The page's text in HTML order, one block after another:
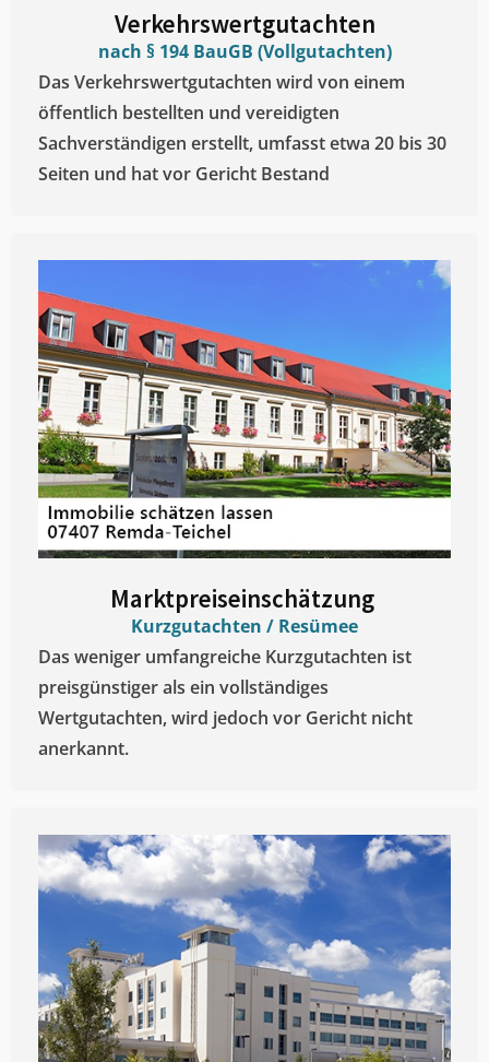
Verkehrswertgutachten
nach § 194 BauGB (Vollgutachten)
Das Verkehrswertgutachten wird von einem
öffentlich bestellten und vereidigten
Sachverständigen erstellt, umfasst etwa 20 bis 30
Seiten und hat vor Gericht Bestand
Marktpreiseinschätzung ​
Kurzgutachten / Resümee
Das weniger umfangreiche Kurzgutachten ist
preisgünstiger als ein vollständiges
Wertgutachten, wird jedoch vor Gericht nicht
anerkannt.